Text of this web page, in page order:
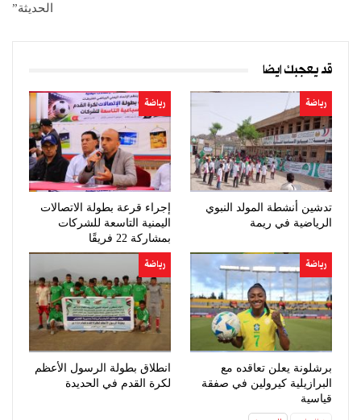
الحديثة”
قد يعجبك ايضا
رياضة
تدشين أنشطة المولد النبوي
الرياضية في ريمة
رياضة
إجراء قرعة بطولة الاتصالات
اليمنية التاسعة للشركات
بمشاركة 22 فريقًا
رياضة
برشلونة يعلن تعاقده مع
البرازيلية كيرولين في صفقة
قياسية
رياضة
انطلاق بطولة الرسول الأعظم
لكرة القدم في الحديدة